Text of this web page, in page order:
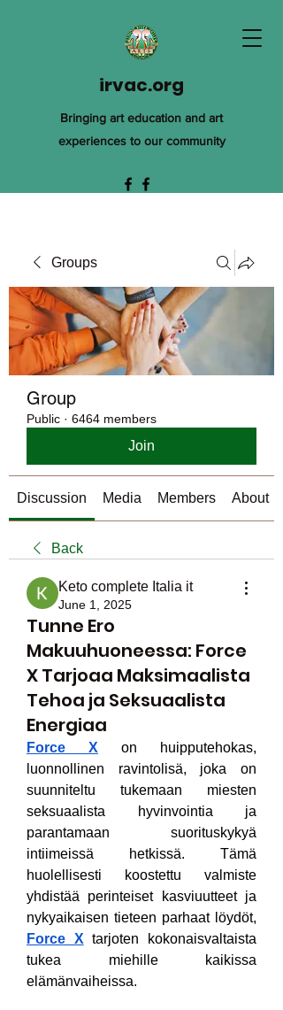
irvac.org
Bringing art education and art
experiences to our community
Groups
Group
Public · 6464 members
Join
Discussion Media Members About
Back
Keto complete Italia it
June 1, 2025
Tunne Ero
Makuuhuoneessa: Force
X Tarjoaa Maksimaalista
Tehoa ja Seksuaalista
Energiaa
Force X on huipputehokas,
luonnollinen ravintolisä, joka on
suunniteltu tukemaan miesten
seksuaalista hyvinvointia ja
parantamaan suorituskykyä
intiimeissä hetkissä. Tämä
huolellisesti koostettu valmiste
yhdistää perinteiset kasviuutteet ja
Force X tarjoten kokonaisvaltaista
tukea miehille kaikissa
elämänvaiheissa.